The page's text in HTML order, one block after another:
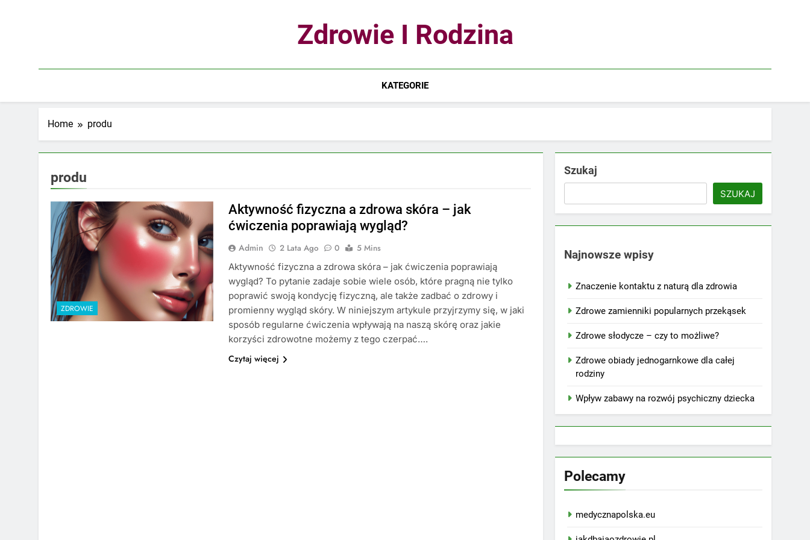
Zdrowie I Rodzina
KATEGORIE
Home produ
produ
ZDROWIE
Aktywność fizyczna a zdrowa skóra – jak
ćwiczenia poprawiają wygląd?
Admin 2 Lata Ago 0
5 Mins
Aktywność fizyczna a zdrowa skóra – jak ćwiczenia poprawiają
wygląd? To pytanie zadaje sobie wiele osób, które pragną nie tylko
poprawić swoją kondycję fizyczną, ale także zadbać o zdrowy i
promienny wygląd skóry. W niniejszym artykule przyjrzymy się, w jaki
sposób regularne ćwiczenia wpływają na naszą skórę oraz jakie
korzyści zdrowotne możemy z tego czerpać….
Czytaj więcej
Szukaj
SZUKAJ
Najnowsze wpisy
Znaczenie kontaktu z naturą dla zdrowia
Zdrowe zamienniki popularnych przekąsek
Zdrowe słodycze – czy to możliwe?
Zdrowe obiady jednogarnkowe dla całej
rodziny
Wpływ zabawy na rozwój psychiczny dziecka
Polecamy
medycznapolska.eu